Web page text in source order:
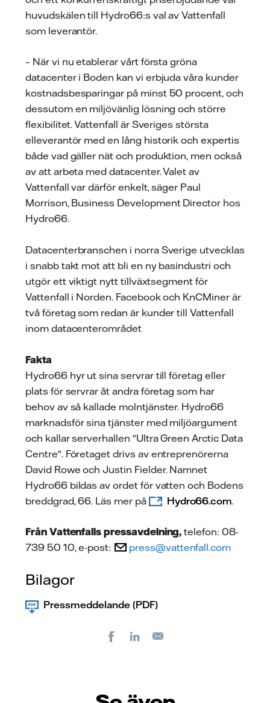
huvudskälen till Hydro66:s val av Vattenfall
som leverantör.
– När vi nu etablerar vårt första gröna
datacenter i Boden kan vi erbjuda våra kunder
kostnadsbesparingar på minst 50 procent, och
dessutom en miljövänlig lösning och större
flexibilitet. Vattenfall är Sveriges största
elleverantör med en lång historik och expertis
både vad gäller nät och produktion, men också
av att arbeta med datacenter. Valet av
Vattenfall var därför enkelt, säger Paul
Morrison, Business Development Director hos
Hydro66.
Datacenterbranschen i norra Sverige utvecklas
i snabb takt mot att bli en ny basindustri och
utgör ett viktigt nytt tillväxtsegment för
Vattenfall i Norden. Facebook och KnCMiner är
två företag som redan är kunder till Vattenfall
inom datacenterområdet
Fakta
Hydro66 hyr ut sina servrar till företag eller
plats för servrar åt andra företag som har
behov av så kallade molntjänster. Hydro66
marknadsför sina tjänster med miljöargument
och kallar serverhallen "Ultra Green Arctic Data
Centre". Företaget drivs av entreprenörerna
David Rowe och Justin Fielder. Namnet
Hydro66 bildas av ordet för vatten och Bodens
breddgrad, 66. Läs mer på
Hydro66.com.
Från Vattenfalls pressavdelning,telefon: 08-
739 50 10, e-post:
press@vattenfall.com
Bilagor
Pressmeddelande (PDF)
FacebookLinkedIn